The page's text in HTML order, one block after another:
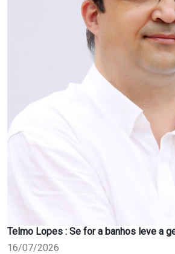
Telmo Lopes : Se for a banhos leve a
16/07/2026